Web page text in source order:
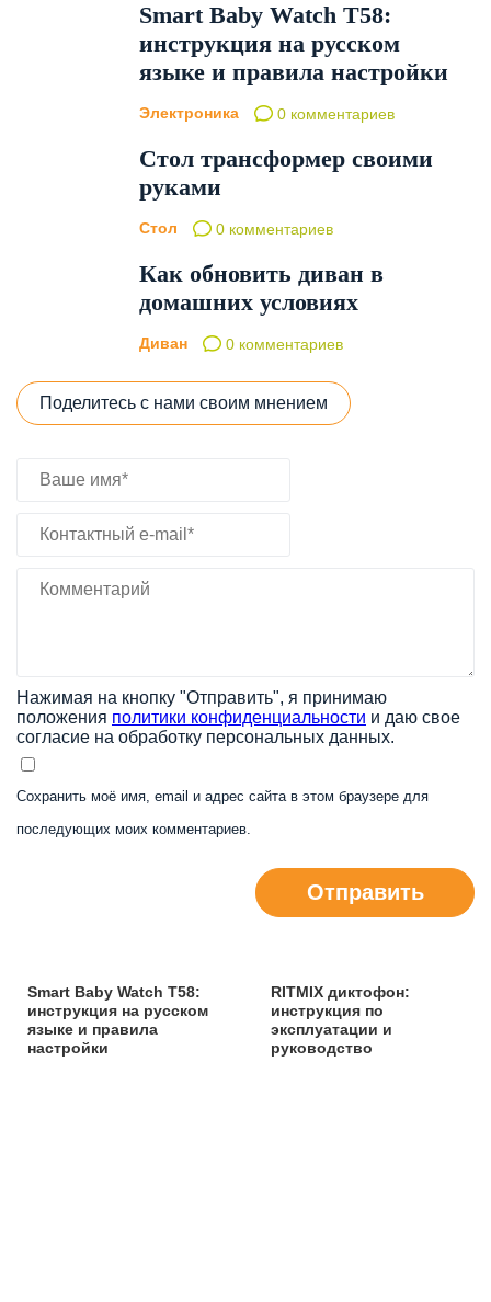
Smart Baby Watch T58:
инструкция на русском
языке и правила настройки
Электроника 0 комментариев
Стол трансформер своими
руками
Стол 0 комментариев
Как обновить диван в
домашних условиях
Диван 0 комментариев
Поделитесь с нами своим мнением
Нажимая на кнопку "Отправить", я принимаю
положения политики конфиденциальности и даю свое
согласие на обработку персональных данных.
Сохранить моё имя, email и адрес сайта в этом браузере для
последующих моих комментариев.
Отправить
Smart Baby Watch T58:
инструкция на русском
языке и правила
настройки
RITMIX диктофон:
инструкция по
эксплуатации и
руководство